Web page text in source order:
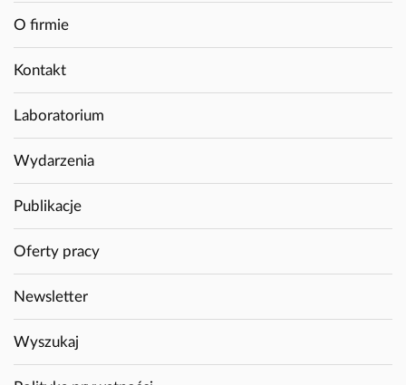
O firmie
Kontakt
Laboratorium
Wydarzenia
Publikacje
Oferty pracy
Newsletter
Wyszukaj